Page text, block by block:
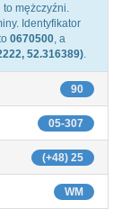
to mężczyźni.
Identyfikator
0670500, a
52.316389).
90
05-307
(+48) 25
WM